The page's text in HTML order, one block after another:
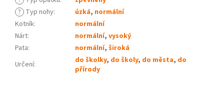
? Typ nohy: úzká, normální
Kotník:
normální
Nárt: normální, vysoký
Pata: normální, široká
Určení: do školky, do školy, do města, do
přírody